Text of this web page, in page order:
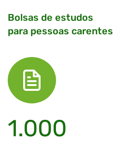
Bolsas de estudos
para pessoas carentes
1.000